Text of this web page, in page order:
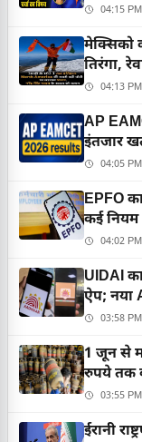
04:15 PM
मेक्सिको
तिरंगा,
04:13 PM
AP
इंतजार
04:05 PM
EPFO
कई नियम
04:02 PM
UIDAI
ऐप; नया
03:58 PM
1 जून से
रुपये तक
03:55 PM
ईरानी